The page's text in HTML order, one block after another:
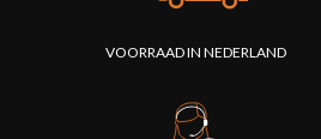
VOORRAAD IN NEDERLAND